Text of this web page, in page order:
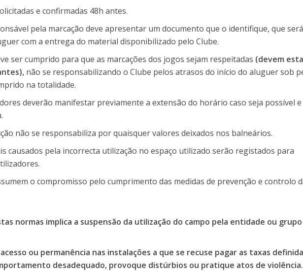
e confirmadas 48h antes.
pela marcação deve apresentar um documento que o identifique, que será
com a entrega do material disponibilizado pelo Clube.
ser cumprido para que as marcações dos jogos sejam respeitadas (devem
não se responsabilizando o Clube pelos atrasos do início do aluguer sob
na totalidade.
deverão manifestar previamente a extensão do horário caso seja possível e
não se responsabiliza por quaisquer valores deixados nos balneários.
causados pela incorrecta utilização no espaço utilizado serão registados para
o compromisso pelo cumprimento das medidas de prevenção e controlo
normas implica a suspensão da utilização do campo pela entidade ou grupo
ou permanência nas instalações a que se recuse pagar as taxas
desadequado, provoque distúrbios ou pratique atos de violência.